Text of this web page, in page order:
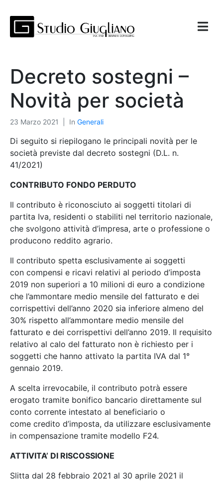
Decreto sostegni –
Novità per società
23 Marzo 2021 In Generali
Di seguito si riepilogano le principali novità per le
società previste dal decreto sostegni (D.L. n.
41/2021)
CONTRIBUTO FONDO PERDUTO
Il contributo è riconosciuto ai soggetti titolari di
partita Iva, residenti o stabiliti nel territorio nazionale,
che svolgono attività d’impresa, arte o professione o
producono reddito agrario.
Il contributo spetta esclusivamente ai soggetti
con compensi e ricavi relativi al periodo d’imposta
2019 non superiori a 10 milioni di euro a condizione
che l’ammontare medio mensile del fatturato e dei
corrispettivi dell’anno 2020 sia inferiore almeno del
30% rispetto all’ammontare medio mensile del
fatturato e dei corrispettivi dell’anno 2019. Il requisito
relativo al calo del fatturato non è richiesto per i
soggetti che hanno attivato la partita IVA dal 1°
gennaio 2019.
A scelta irrevocabile, il contributo potrà essere
erogato tramite bonifico bancario direttamente sul
conto corrente intestato al beneficiario o
come credito d’imposta, da utilizzare esclusivamente
in compensazione tramite modello F24.
ATTIVITA’ DI RISCOSSIONE
Slitta dal 28 febbraio 2021 al 30 aprile 2021 il